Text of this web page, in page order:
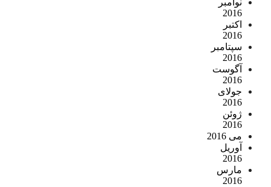
نوامبر
2016
اکتبر
2016
سپتامبر
2016
آگوست
2016
جولای
2016
ژوئن
2016
می 2016
آوریل
2016
مارس
2016